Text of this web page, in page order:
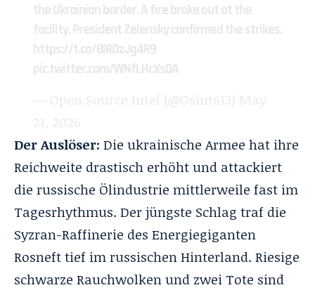
the Ukrainian border. A fire broke out at the
facility. President Zelensky confirmed the strikes.
https://t.co/8lRDzJg4R9
pic.twitter.com/WNfLHcXsDA
— Open Source Intel (@Osint613) May
21, 2026
Der Auslöser: Die ukrainische Armee hat ihre
Reichweite drastisch erhöht und attackiert
die russische Ölindustrie mittlerweile fast im
Tagesrhythmus. Der jüngste Schlag traf die
Syzran-Raffinerie des Energiegiganten
Rosneft tief im russischen Hinterland. Riesige
schwarze Rauchwolken und zwei Tote sind